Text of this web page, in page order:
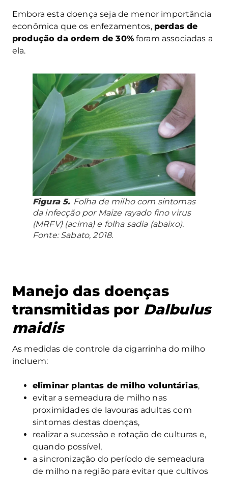
Embora esta doença seja de menor importância
econômica que os enfezamentos, perdas de
produção da ordem de 30%foram associadas a
ela.
Figura 5. Folha de milho com sintomas
da infecção por Maize rayado fino virus
(MRFV) (acima) e folha sadia (abaixo).
Fonte: Sabato, 2018.
Manejo das doenças
transmitidas por Dalbulus
maidis
As medidas de controle da cigarrinha do milho
incluem:
eliminar plantas de milho voluntárias,
evitar a semeadura de milho nas
proximidades de lavouras adultas com
sintomas destas doenças,
realizar a sucessão e rotação de culturas e,
quando possível,
a sincronização do período de semeadura
de milho na região para evitar que cultivos